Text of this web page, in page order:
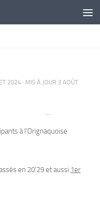
2024 · MIS À JOUR 3 AOÛT
…
à l’Orignaquoise
en 20’29 et aussi 1er